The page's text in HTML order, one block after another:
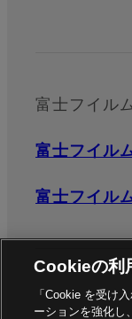
公式SNS
富士フイル
富士フイル
富士フイル
Cookieの利
「Cookie を受け
ーションを強化し